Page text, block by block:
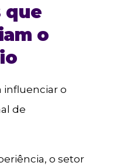
que
o
influenciar o
de
o setor